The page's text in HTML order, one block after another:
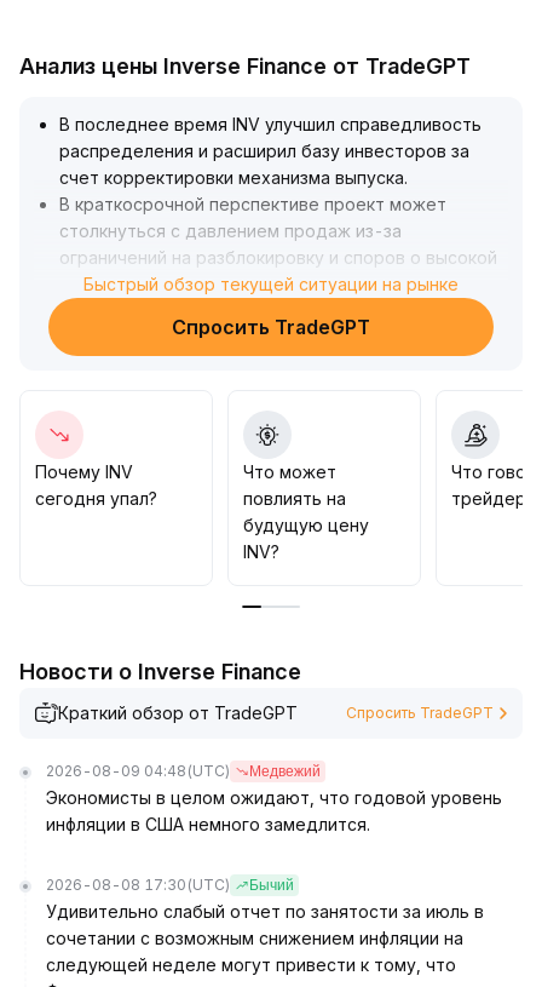
Анализ цены Inverse Finance от TradeGPT
В последнее время INV улучшил справедливость
распределения и расширил базу инвесторов за
счет корректировки механизма выпуска.
В краткосрочной перспективе проект может
столкнуться с давлением продаж из-за
ограничений на разблокировку и споров о высокой
оценке.
Ключевая поддержка — область 2,10 доллара
В среднесрочной и долгосрочной перспективе,
стоимость INV может восстановиться и усилиться
Рекомендуется инвесторам краткосрочно следить
за объемами и волатильностью, чтобы избежать
ложных пробоев, а в долгосроке — динамически
корректировать позиции в зависимости от
эффективности внедрения нового механизма
Быстрый обзор текущей ситуации на рынке
Спросить TradeGPT
Почему INV
сегодня упал?
Что может
повлиять на
будущую цену
INV?
Что
трейдеры
Новости о Inverse Finance
Краткий обзор от TradeGPT Спросить TradeGPT
2026-08-09 04:48 (UTC) Медвежий
Экономисты в целом ожидают, что годовой уровень
инфляции в США немного замедлится.
2026-08-08 17:30 (UTC) Бычий
Удивительно слабый отчет по занятости за июль в
сочетании с возможным снижением инфляции на
следующей неделе могут привести к тому, что